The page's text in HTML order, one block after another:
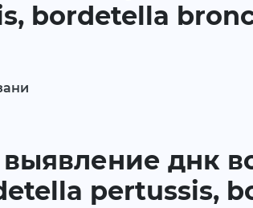
bordetella
выявление днк
pertussis,